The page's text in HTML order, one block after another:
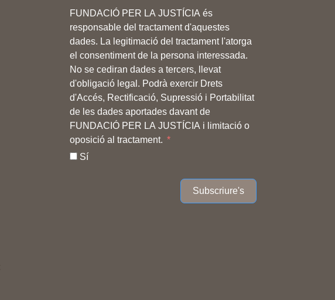
FUNDACIÓ PER LA JUSTÍCIA és
responsable del tractament d'aquestes
dades. La legitimació del tractament l'atorga
el consentiment de la persona interessada.
No se cediran dades a tercers, llevat
d'obligació legal. Podrà exercir Drets
d'Accés, Rectificació, Supressió i Portabilitat
de les dades aportades davant de
FUNDACIÓ PER LA JUSTÍCIA i limitació o
oposició al tractament.
Sí
Subscriure's